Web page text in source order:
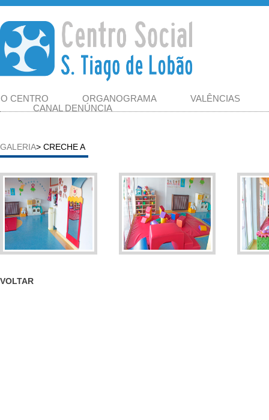
O CENTRO ORGANOGRAMA
VALÊNCIAS
CANAL DENÚNCIA
GALERIA> CRECHE A
VOLTAR